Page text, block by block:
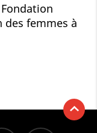
femmes à